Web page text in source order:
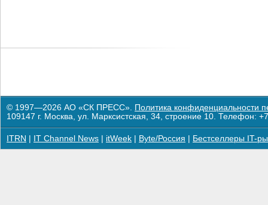
© 1997—2026 АО «СК ПРЕСС». Политика конфиденциальности
109147 г. Москва, ул. Марксистская, 34, строение 10. Телефон:
ITRN IT Channel News itWeek Byte/Россия Бестселлеры IT-